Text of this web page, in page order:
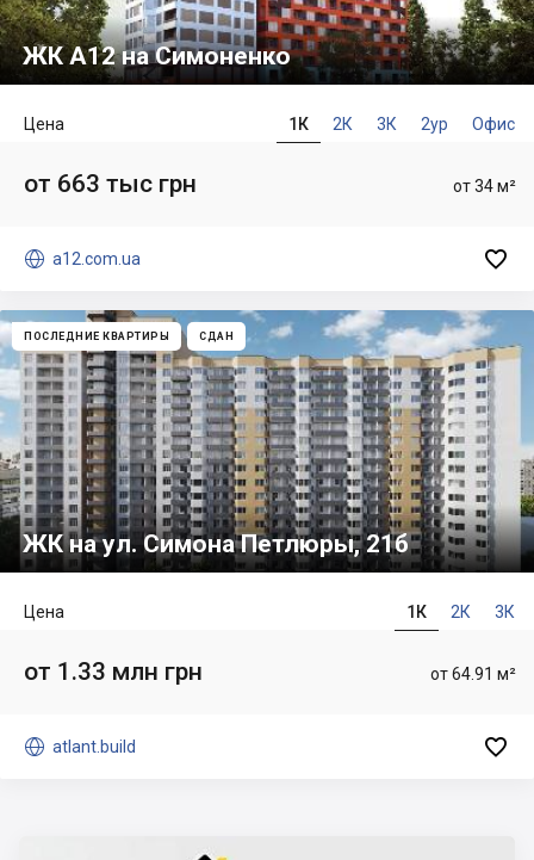
ЖК А12 на Симоненко
1К 2К 3К 2ур Офис
Цена
от 34 м²
от 663 тыс грн
 a12.com.ua 
ПОСЛЕДНИЕ КВАРТИРЫ СДАН
ЖК на ул. Симона Петлюры, 21б
1К 2К 3К
Цена
от 64.91 м²
от 1.33 млн грн
 atlant.build 